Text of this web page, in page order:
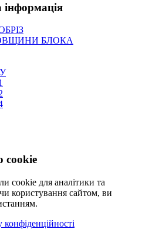
інформація
БЛОКА
cookie
cookie для аналітики та
користування сайтом, ви